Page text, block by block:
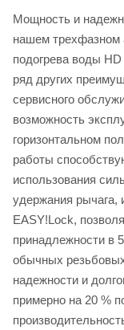
Мощность и
нашем трехфазном
подогрева воды
ряд других
сервисного
возможность
горизонтальном
работы
использования
удержания
EASY!Lock,
принадлежности в
обычных
надежности и
примерно на 20 %